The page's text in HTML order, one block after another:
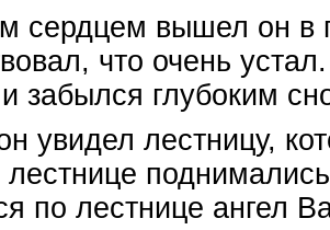
сердцем вышел он в
что очень
забылся глубоким
увидел лестницу,
лестнице
по лестнице ангел